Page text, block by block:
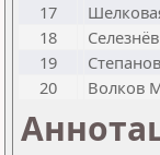
17
18
19
20
Волков